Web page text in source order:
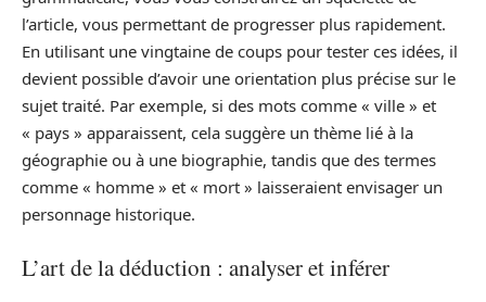
l’article, vous permettant de progresser plus rapidement.
En utilisant une vingtaine de coups pour tester ces idées, il
devient possible d’avoir une orientation plus précise sur le
sujet traité. Par exemple, si des mots comme « ville » et
« pays » apparaissent, cela suggère un thème lié à la
géographie ou à une biographie, tandis que des termes
comme « homme » et « mort » laisseraient envisager un
personnage historique.
L’art de la déduction : analyser et inférer